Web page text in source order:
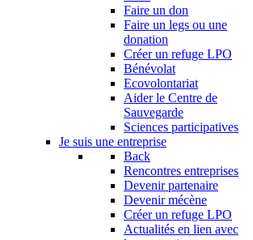
Faire un don
Faire un legs ou une
donation
Créer un refuge LPO
Bénévolat
Ecovolontariat
Aider le Centre de
Sauvegarde
Sciences participatives
Je suis une entreprise
Back
Rencontres entreprises
Devenir partenaire
Devenir mécène
Créer un refuge LPO
Actualités en lien avec